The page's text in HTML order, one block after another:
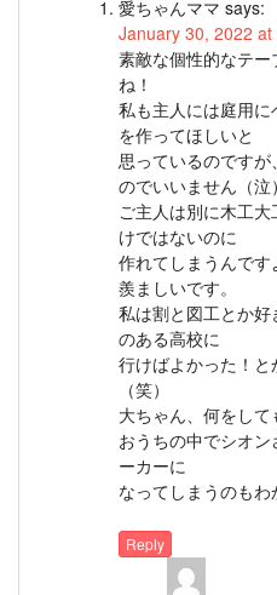
愛ちゃんママ says:
January 30, 2022 at
素敵な個性的なテ
ね！
私も主人には庭用
を作ってほしいと
思っているのです
のでいいません（泣）
ご主人は別に木工
けではないのに
作れてしまうんです
羨ましいです。
私は割と図工とか
のある高校に
行けばよかった！
（笑）
大ちゃん、何をして
おうちの中でシオ
ーカーに
なってしまうのもわ
Reply